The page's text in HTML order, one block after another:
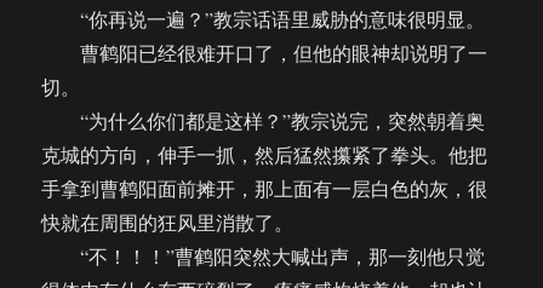
“你再说一遍？”教宗话语里威胁的意味很明显。
曹鹤阳已经很难开口了，但他的眼神却说明了一
切。
“为什么你们都是这样？”教宗说完，突然朝着奥
克城的方向，伸手一抓，然后猛然攥紧了拳头。他把
手拿到曹鹤阳面前摊开，那上面有一层白色的灰，很
快就在周围的狂风里消散了。
“不！！！”曹鹤阳突然大喊出声，那一刻他只觉